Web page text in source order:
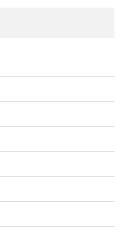
Phát hiện vật thể di dời,